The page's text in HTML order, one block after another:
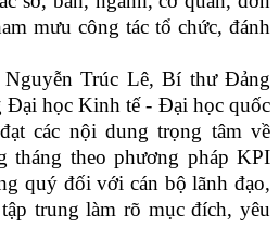
mưu công tác tổ chức, đánh
Trúc Lê, Bí thư Đảng
Đại học Kinh tế - Đại học quốc
các nội dung trọng tâm về
tháng theo phương pháp KPI
quý đối với cán bộ lãnh đạo,
trung làm rõ mục đích, yêu